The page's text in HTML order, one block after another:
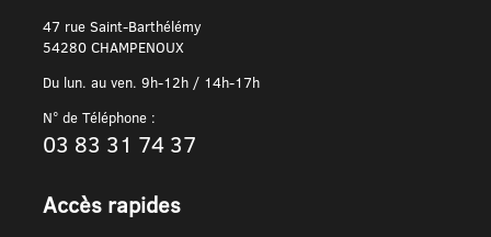
47 rue Saint-Barthélémy
54280 CHAMPENOUX
Du lun. au ven. 9h-12h / 14h-17h
N° de Téléphone :
03 83 31 74 37
Accès rapides